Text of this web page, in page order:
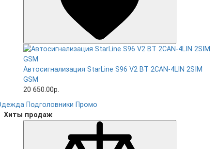
Автосигнализация StarLine S96 V2 BT 2CAN-4LIN 2SIM
GSM
20 650.00р.
Подголовники Промо
Хиты продаж